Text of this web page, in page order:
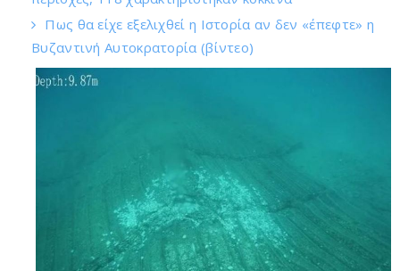
Πως θα είχε εξελιχθεί η Ιστορία αν δεν «έπεφτε» η
Βυζαντινή Αυτοκρατορία (βίντεο)